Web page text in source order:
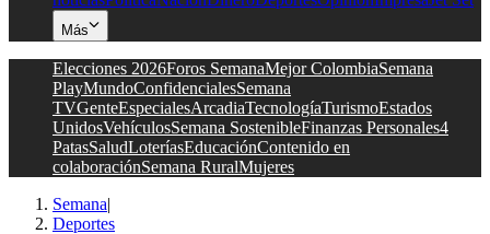
Más
Elecciones 2026Foros SemanaMejor ColombiaSemana
PlayMundoConfidencialesSemana
TVGenteEspecialesArcadiaTecnologíaTurismoEstados
UnidosVehículosSemana SostenibleFinanzas Personales4
PatasSaludLoteríasEducaciónContenido en
colaboraciónSemana RuralMujeres
Semana|
Deportes